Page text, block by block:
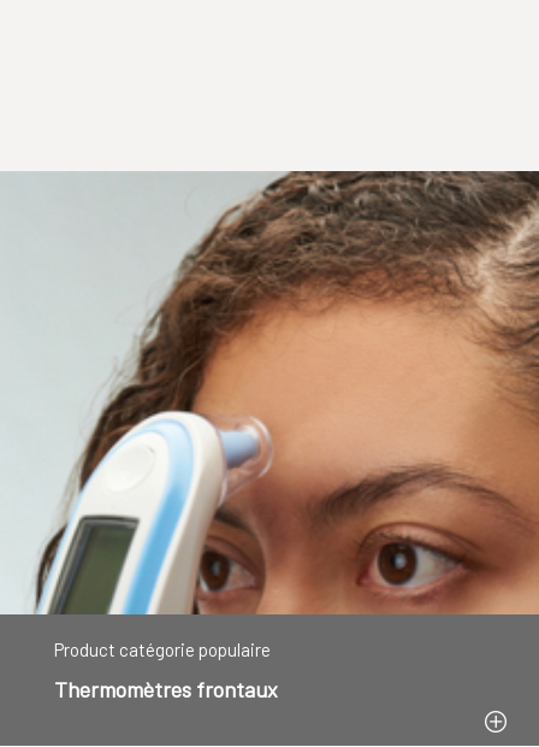
Product catégorie populaire
Thermomètres frontaux